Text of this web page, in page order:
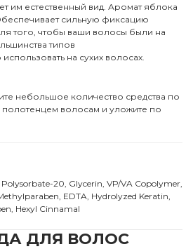
им естественный вид. Аромат яблока
сильную фиксацию
того, чтобы ваши волосы были на
типов
на сухих волосах.
небольшое количество средства по
волосам и уложите по
20, Glycerin, VP/VA Copolymer,
EDTA, Hydrolyzed Keratin,
Hexyl Cinnamal
ДЛЯ ВОЛОС